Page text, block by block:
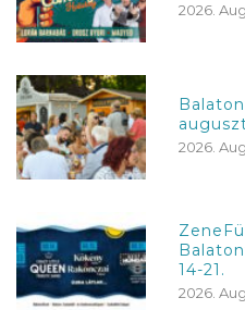
2026.
2026.
14-21.
2026.